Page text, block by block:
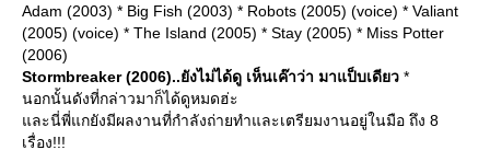
Adam (2003) * Big Fish (2003) * Robots (2005) (voice) * Valiant
(2005) (voice) * The Island (2005) * Stay (2005) * Miss Potter
(2006)
Stormbreaker (2006)..ยังไม่ได้ดู เห็นเค๊าว่า มาแป็บเดียว *
นอกนั้นดังที่กล่าวมาก็ได้ดูหมดฮ่ะ
ละนี่พี่แกยังมีผลงานที่กำลังถ่ายทำและเตรียมงานอยู่ในมือ ถึง 8
เรื่อง!!!